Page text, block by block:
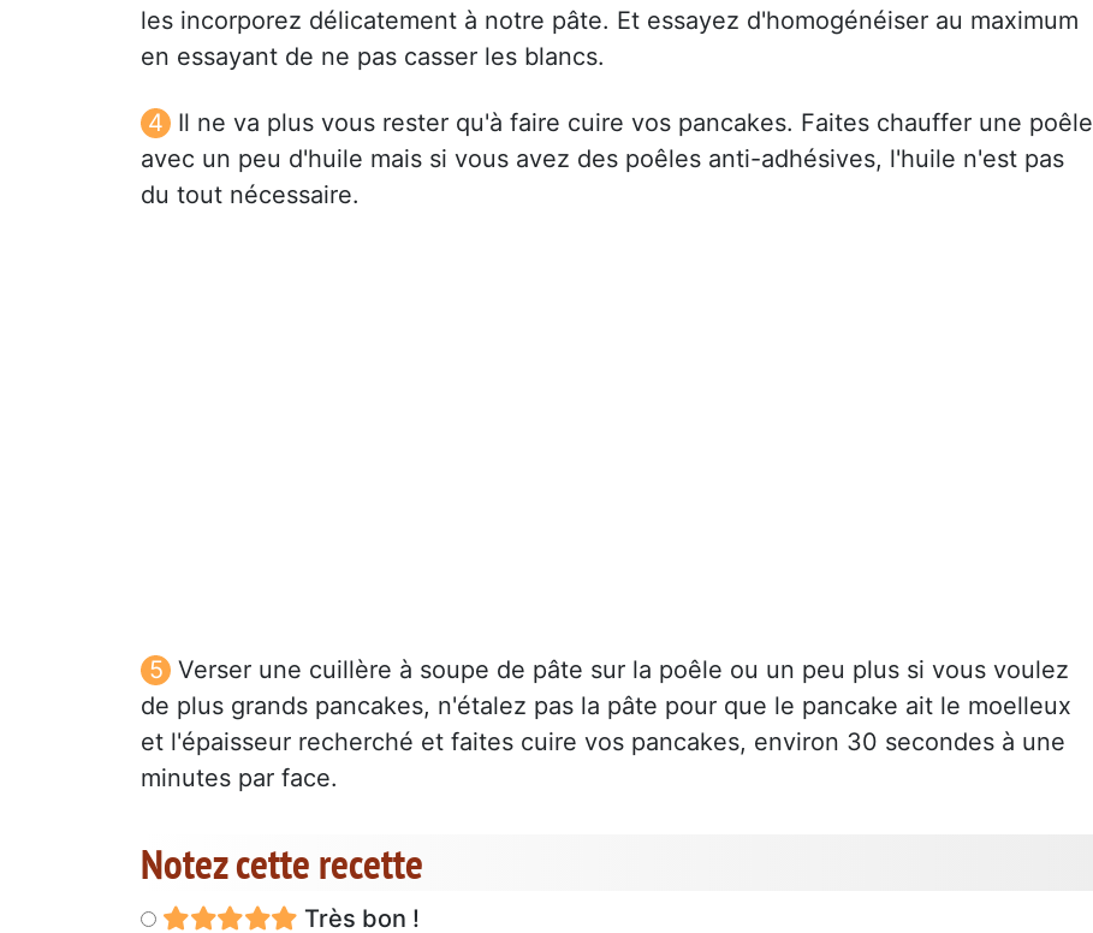
les incorporez délicatement à notre pâte. Et essayez d'homogénéiser au maximum
en essayant de ne pas casser les blancs.
Il ne va plus vous rester qu'à faire cuire vos pancakes. Faites chauffer une poêle
avec un peu d'huile mais si vous avez des poêles anti-adhésives, l'huile n'est pas
du tout nécessaire.
Verser une cuillère à soupe de pâte sur la poêle ou un peu plus si vous voulez
de plus grands pancakes, n'étalez pas la pâte pour que le pancake ait le moelleux
et l'épaisseur recherché et faites cuire vos pancakes, environ 30 secondes à une
minutes par face.
Notez cette recette
Très bon !